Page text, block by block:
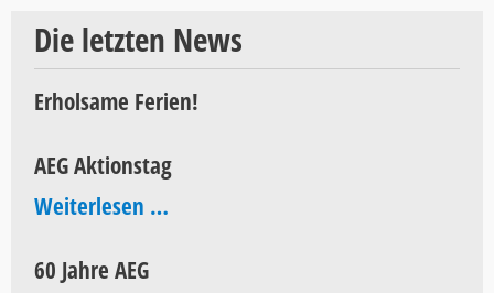
Die letzten News
Erholsame Ferien!
AEG Aktionstag
Weiterlesen …AEG
60 Jahre AEG